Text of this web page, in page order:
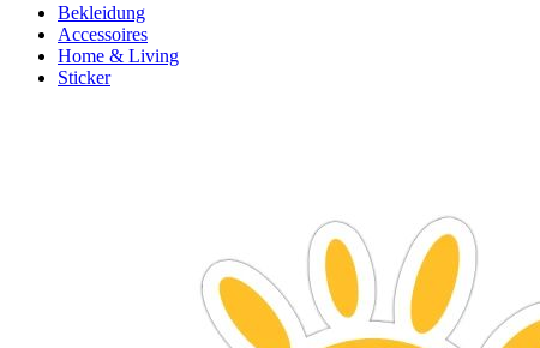
Bekleidung
Accessoires
Home & Living
Sticker